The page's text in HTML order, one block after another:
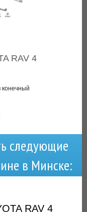
RAV 4
конечный
следующие
в Минске:
RAV 4